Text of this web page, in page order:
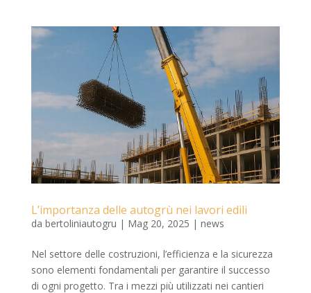
L’importanza delle autogrù nei lavori edili
da bertoliniautogru | Mag 20, 2025 | news
Nel settore delle costruzioni, l’efficienza e la sicurezza
sono elementi fondamentali per garantire il successo
di ogni progetto. Tra i mezzi più utilizzati nei cantieri